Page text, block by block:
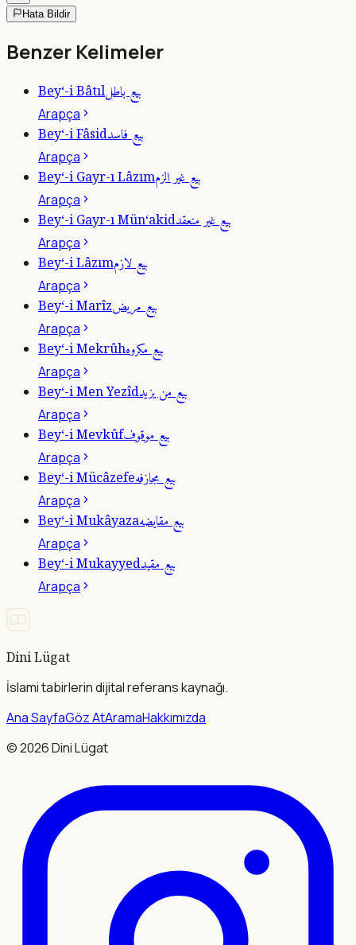
Hata Bildir
Benzer Kelimeler
Bey‘-i Bâtılبيع باطل
Arapça
Bey‘-i Fâsidبيع فاسد
Arapça
Bey‘-i Gayr-ı Lâzımبيع غير الزم
Arapça
Bey‘-i Gayr-ı Mün‘akidبيع غير منعقد
Arapça
Bey‘-i Lâzımبيع لازم
Arapça
Bey‘-i Marîzبيع مريض
Arapça
Bey‘-i Mekrûhبيع مكروه
Arapça
Bey‘-i Men Yezîdبيع من يزيد
Arapça
Bey‘-i Mevkûfبيع موقوف
Arapça
Bey‘-i Mücâzefeبيع مجازفه
Arapça
Bey‘-i Mukâyazaبيع مقايضه
Arapça
Bey‘-i Mukayyedبيع مقيد
Arapça
Dini Lügat
İslami tabirlerin dijital referans kaynağı.
Ana SayfaGöz AtAramaHakkımızda
©2026Dini Lügat